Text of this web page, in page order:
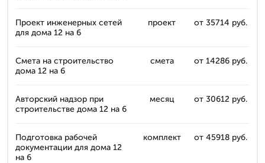
Проект инженерных сетей
для дома 12 на 6
проект от 35714 руб.
Смета на строительство
дома 12 на 6
смета от 14286 руб.
Авторский надзор при
строительстве дома 12 на 6
месяц от 30612 руб.
Подготовка рабочей
документации для дома 12
на 6
комплект от 45918 руб.